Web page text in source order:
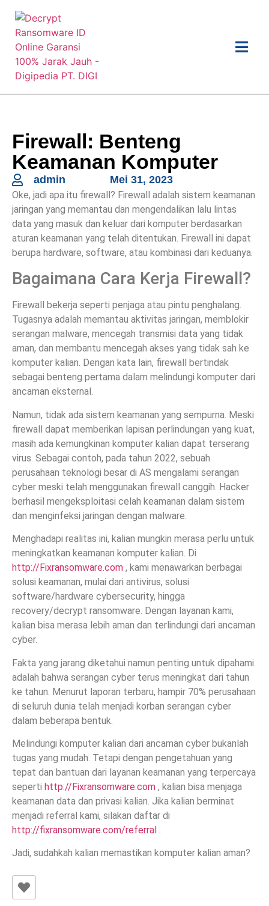
Firewall: Benteng
Keamanan Komputer
admin Mei 31, 2023
Oke, jadi apa itu firewall? Firewall adalah sistem keamanan
jaringan yang memantau dan mengendalikan lalu lintas
data yang masuk dan keluar dari komputer berdasarkan
aturan keamanan yang telah ditentukan. Firewall ini dapat
berupa hardware, software, atau kombinasi dari keduanya.
Bagaimana Cara Kerja Firewall?
Firewall bekerja seperti penjaga atau pintu penghalang.
Tugasnya adalah memantau aktivitas jaringan, memblokir
serangan malware, mencegah transmisi data yang tidak
aman, dan membantu mencegah akses yang tidak sah ke
komputer kalian. Dengan kata lain, firewall bertindak
sebagai benteng pertama dalam melindungi komputer dari
ancaman eksternal.
Namun, tidak ada sistem keamanan yang sempurna. Meski
firewall dapat memberikan lapisan perlindungan yang kuat,
masih ada kemungkinan komputer kalian dapat terserang
virus. Sebagai contoh, pada tahun 2022, sebuah
perusahaan teknologi besar di AS mengalami serangan
cyber meski telah menggunakan firewall canggih. Hacker
berhasil mengeksploitasi celah keamanan dalam sistem
dan menginfeksi jaringan dengan malware.
Menghadapi realitas ini, kalian mungkin merasa perlu untuk
meningkatkan keamanan komputer kalian. Di
http://Fixransomware.com , kami menawarkan berbagai
solusi keamanan, mulai dari antivirus, solusi
software/hardware cybersecurity, hingga
recovery/decrypt ransomware. Dengan layanan kami,
kalian bisa merasa lebih aman dan terlindungi dari ancaman
cyber.
Fakta yang jarang diketahui namun penting untuk dipahami
adalah bahwa serangan cyber terus meningkat dari tahun
ke tahun. Menurut laporan terbaru, hampir 70% perusahaan
di seluruh dunia telah menjadi korban serangan cyber
dalam beberapa bentuk.
Melindungi komputer kalian dari ancaman cyber bukanlah
tugas yang mudah. Tetapi dengan pengetahuan yang
tepat dan bantuan dari layanan keamanan yang terpercaya
seperti http://Fixransomware.com , kalian bisa menjaga
keamanan data dan privasi kalian. Jika kalian berminat
menjadi referral kami, silakan daftar di
http://fixransomware.com/referral .
Jadi, sudahkah kalian memastikan komputer kalian aman?